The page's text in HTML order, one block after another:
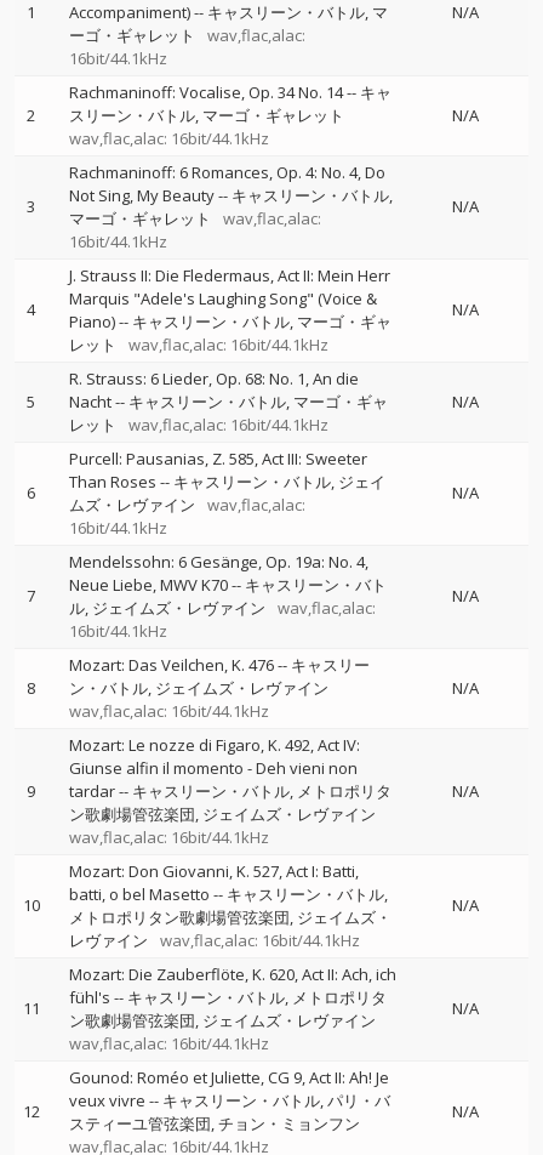
1
Accompaniment)-- キャスリーン・バトル マ
ーゴ・ギャレット
wav,flac,alac:
16bit/44.1kHz
N/A
2
Rachmaninoff: Vocalise, Op. 34 No. 14-- キャ
スリーン・バトル マーゴ・ギャレット
wav,flac,alac: 16bit/44.1kHz
N/A
3
Rachmaninoff: 6 Romances, Op. 4: No. 4, Do
Not Sing, My Beauty-- キャスリーン・バトル
マーゴ・ギャレット
wav,flac,alac:
16bit/44.1kHz
N/A
4
J. Strauss II: Die Fledermaus, Act II: Mein Herr
Marquis "Adele's Laughing Song" (Voice &
Piano)-- キャスリーン・バトル マーゴ・ギャ
レット
wav,flac,alac: 16bit/44.1kHz
N/A
5
R. Strauss: 6 Lieder, Op. 68: No. 1, An die
Nacht-- キャスリーン・バトル マーゴ・ギャ
レット
wav,flac,alac: 16bit/44.1kHz
N/A
6
Purcell: Pausanias, Z. 585, Act III: Sweeter
Than Roses -- キャスリーン・バトル ジェイ
ムズ・レヴァイン
wav,flac,alac:
16bit/44.1kHz
N/A
7
Mendelssohn: 6 Gesänge, Op. 19a: No. 4,
Neue Liebe, MWV K70-- キャスリーン・バト
ル ジェイムズ・レヴァイン
wav,flac,alac:
16bit/44.1kHz
N/A
8
Mozart: Das Veilchen, K. 476-- キャスリー
ン・バトル ジェイムズ・レヴァイン
wav,flac,alac: 16bit/44.1kHz
N/A
9
Mozart: Le nozze di Figaro, K. 492, Act IV:
Giunse alfin il momento - Deh vieni non
tardar-- キャスリーン・バトル メトロポリタ
ン歌劇場管弦楽団 ジェイムズ・レヴァイン
wav,flac,alac: 16bit/44.1kHz
N/A
10
Mozart: Don Giovanni, K. 527, Act I: Batti,
batti, o bel Masetto -- キャスリーン・バトル
メトロポリタン歌劇場管弦楽団 ジェイムズ・
レヴァイン
wav,flac,alac: 16bit/44.1kHz
N/A
11
Mozart: Die Zauberflöte, K. 620, Act II: Ach, ich
fühl's -- キャスリーン・バトル メトロポリタ
ン歌劇場管弦楽団 ジェイムズ・レヴァイン
wav,flac,alac: 16bit/44.1kHz
N/A
12
Gounod: Roméo et Juliette, CG 9, Act II: Ah! Je
veux vivre -- キャスリーン・バトル パリ・バ
スティーユ管弦楽団 チョン・ミョンフン
wav,flac,alac: 16bit/44.1kHz
N/A